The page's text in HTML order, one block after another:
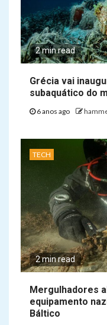
2 min read
Grécia vai
subaquático do
6 anos ago
TECH
2 min read
Mergulhadores
equipamento
Báltico